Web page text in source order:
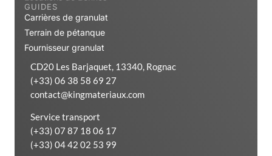
GUIDES
Carrières de granulat
Terrain de pétanque
Fournisseur granulat
CD20 Les Barjaquet, 13340, Rognac
(+33) 06 38 58 69 27
contact@kingmateriaux.com
Service transport
(+33) 07 87 18 06 17
(+33) 04 42 02 53 99